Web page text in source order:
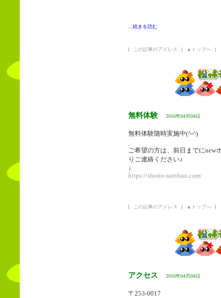
...続きを読む
| この記事のアドレス | ▲トップへ |
無料体験 2016年04月04日
無料体験随時実施中(^-^)
ご希望の方は、前日までにnew
りご連絡ください♪
↓
https://shorin-soroban.com/
| この記事のアドレス | ▲トップへ |
アクセス 2016年04月04日
〒253-0017